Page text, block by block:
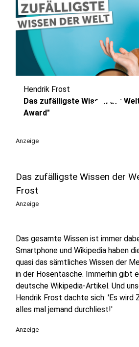
Hendrik Frost
Das zufälligste Wissen der
Award"
Anzeige
Das zufälligste Wissen der
Frost
Anzeige
Das gesamte Wissen ist immer
Smartphone und Wikipedia haben
quasi das sämtliches Wissen der
in der Hosentasche. Immerhin gibt
deutsche Wikipedia-Artikel. Und
Hendrik Frost dachte sich: 'Es wird
alles mal jemand durchliest!'
Anzeige